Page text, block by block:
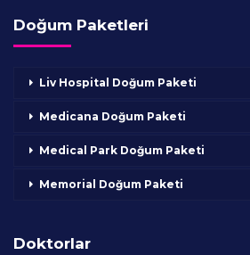
Doğum Paketleri
Liv Hospital Doğum Paketi
Medicana Doğum Paketi
Medical Park Doğum Paketi
Memorial Doğum Paketi
Doktorlar